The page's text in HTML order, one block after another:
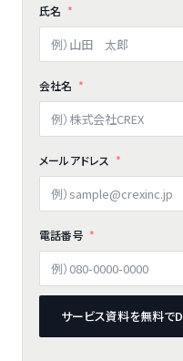
氏名
会社名
メールアドレス
電話番号
サービス資料を無料で